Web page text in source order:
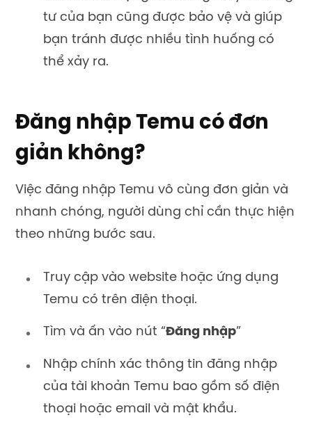
tư của bạn cũng được bảo vệ và giúp
bạn tránh được nhiều tình huống có
thể xảy ra.
Đăng nhập Temu có đơn
giản không?
Việc đăng nhập Temu vô cùng đơn giản và
nhanh chóng, người dùng chỉ cần thực hiện
theo những bước sau.
Truy cập vào website hoặc ứng dụng
Temu có trên điện thoại.
Tìm và ấn vào nút “Đăng nhập”
Nhập chính xác thông tin đăng nhập
của tài khoản Temu bao gồm số điện
thoại hoặc email và mật khẩu.